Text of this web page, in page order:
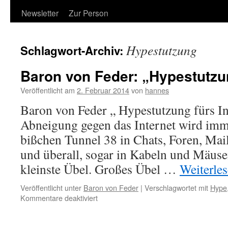
Newsletter
Zur Person
Schlagwort-Archiv: Hypestutzung
Baron von Feder:
Veröffentlicht am 2. Februar 2014von hannes
Baron von Feder „ Hypestutzung fürs
Abneigung gegen das Internet wird
bißchen Tunnel 38 in Chats, Foren,
und überall, sogar in Kabeln und
kleinste Übel. Großes Übel …
Veröffentlicht unter Baron von Feder | Verschlagwortet mit Hype
Kommentare deaktiviertfür